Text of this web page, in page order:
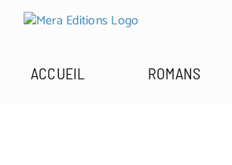
Passer
ACCUEIL ROMANS